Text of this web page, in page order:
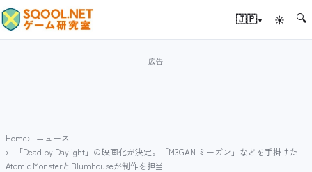
🇯🇵▾ ☀ 🔍
Home
ニュース
「Dead by Daylight」の映画化が決定。「M3GAN ミーガン」などを手掛けた
Atomic MonsterとBlumhouseが制作を担当